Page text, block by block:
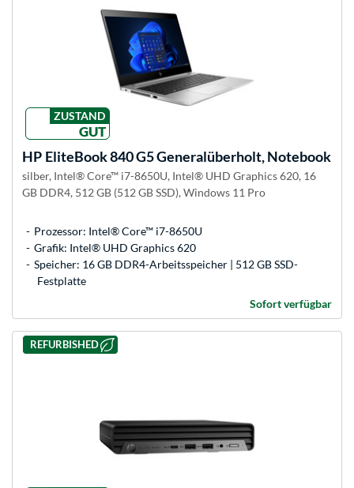
ZUSTAND
GUT
HP EliteBook 840 G5 Generalüberholt, Notebook
silber, Intel® Core™ i7-8650U, Intel® UHD Graphics 620, 16
GB DDR4, 512 GB (512 GB SSD), Windows 11 Pro
Prozessor: Intel® Core™ i7-8650U
Grafik: Intel® UHD Graphics 620
Speicher: 16 GB DDR4-Arbeitsspeicher | 512 GB SSD-
Festplatte
Sofort verfügbar
REFURBISHED